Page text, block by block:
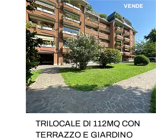
VENDE
TRILOCALE DI 112MQ CON
TERRAZZO E GIARDINO